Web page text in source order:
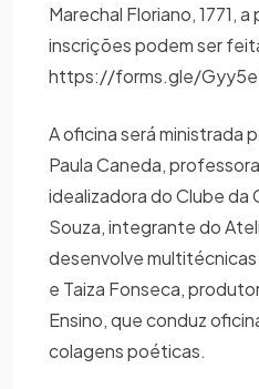
Marechal Floriano, 1771,
inscrições podem ser
https://forms.gle/
A oficina será ministrada
Paula Caneda,
idealizadora do Clube da
Souza, integrante do
desenvolve
e Taiza Fonseca,
Ensino, que conduz
colagens poéticas.